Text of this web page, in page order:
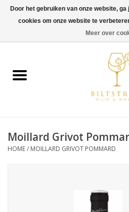
Wijn
Gin & Tonic
Moillard Grivot
HOME/ MOILLARD GRIVOT POMMARD
Door het gebruiken van onze website,
cookies om onze website te
Meer over